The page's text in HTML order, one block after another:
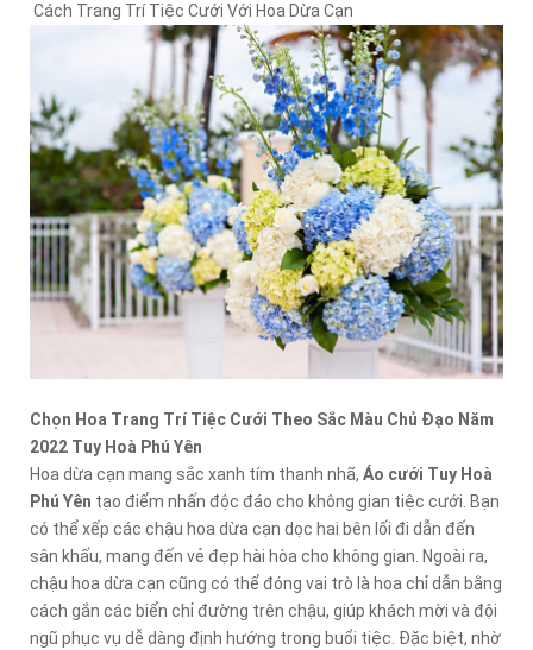
Cách Trang Trí Tiệc Cưới Với Hoa Dừa Cạn
Chọn Hoa Trang Trí Tiệc Cưới Theo Sắc Màu Chủ Đạo Năm
2022 Tuy Hoà Phú Yên
Hoa dừa cạn mang sắc xanh tím thanh nhã, Áo cưới Tuy Hoà
Phú Yên tạo điểm nhấn độc đáo cho không gian tiệc cưới. Bạn
có thể xếp các chậu hoa dừa cạn dọc hai bên lối đi dẫn đến
sân khấu, mang đến vẻ đẹp hài hòa cho không gian. Ngoài ra,
chậu hoa dừa cạn cũng có thể đóng vai trò là hoa chỉ dẫn bằng
cách gắn các biển chỉ đường trên chậu, giúp khách mời và đội
ngũ phục vụ dễ dàng định hướng trong buổi tiệc. Đặc biệt, nhờ